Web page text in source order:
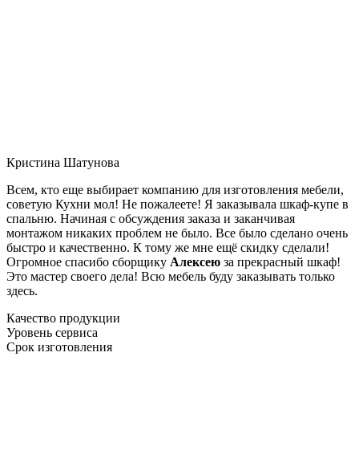
Кристина Шатунова
Всем, кто еще выбирает компанию для изготовления мебели,
советую Кухни мол! Не пожалеете! Я заказывала шкаф-купе в
спальню. Начиная с обсуждения заказа и заканчивая
монтажом никаких проблем не было. Все было сделано очень
быстро и качественно. К тому же мне ещё скидку сделали!
Огромное спасибо сборщику Алексею за прекрасный шкаф!
Это мастер своего дела! Всю мебель буду заказывать только
здесь.
Качество продукции
Уровень сервиса
Срок изготовления